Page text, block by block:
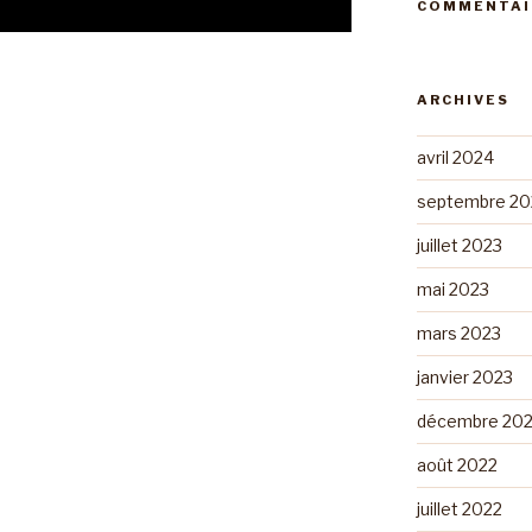
ARCHIVES
avril 2024
septembre
juillet 2023
mai 2023
mars 2023
janvier 2023
décembre
août 2022
juillet 2022